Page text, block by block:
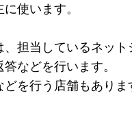
使います。
担当しているネッ
などを行います。
を行う店舗もありま